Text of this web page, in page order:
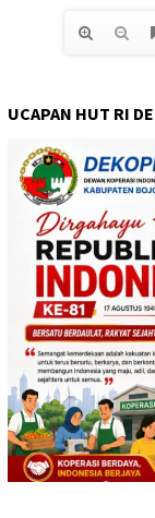
UCAPAN HUT RI